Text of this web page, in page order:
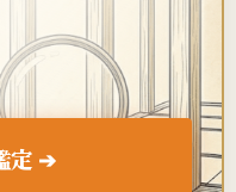
定 ➔